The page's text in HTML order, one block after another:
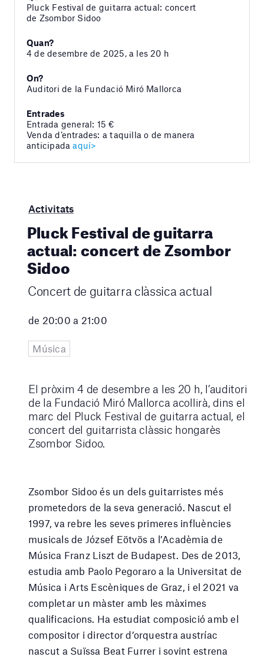
Pluck Festival de guitarra actual: concert
de Zsombor Sidoo
Quan?
4 de desembre de 2025, a les 20 h
On?
Auditori de la Fundació Miró Mallorca
Entrades
Entrada general: 15 €
Venda d’entrades: a taquilla o de manera
anticipadaaquí>
Activitats
Pluck Festival de guitarra
actual: concert de Zsombor
Sidoo
Concert de guitarra clàssica actual
de 20:00 a 21:00
Música
El pròxim 4 de desembre a les 20 h, l’auditori
de la Fundació Miró Mallorca acollirà, dins el
marc del Pluck Festival de guitarra actual, el
concert del guitarrista clàssic hongarès
Zsombor Sidoo.
Zsombor Sidoo és un dels guitarristes més
prometedors de la seva generació. Nascut el
1997, va rebre les seves primeres influències
musicals de József Eötvös a l’Acadèmia de
Música Franz Liszt de Budapest. Des de 2013,
estudia amb Paolo Pegoraro a la Universitat de
Música i Arts Escèniques de Graz, i el 2021 va
completar un màster amb les màximes
qualificacions. Ha estudiat composició amb el
compositor i director d’orquestra austríac
nascut a Suïssa Beat Furrer i sovint estrena